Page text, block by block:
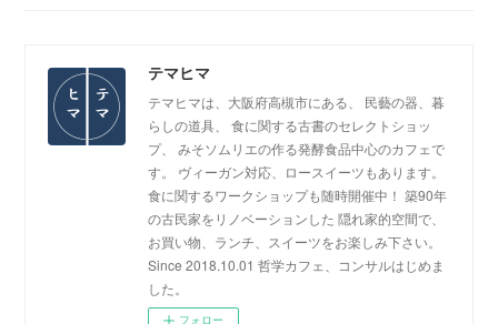
テマヒマ
テマヒマは、大阪府高槻市にある、 民藝の器、暮
らしの道具、 食に関する古書のセレクトショッ
プ、 みそソムリエの作る発酵食品中心のカフェで
す。 ヴィーガン対応、ロースイーツもあります。
食に関するワークショップも随時開催中！ 築90年
の古民家をリノベーションした 隠れ家的空間で、
お買い物、ランチ、スイーツをお楽しみ下さい。
Since 2018.10.01 哲学カフェ、コンサルはじめま
した。
フォロー